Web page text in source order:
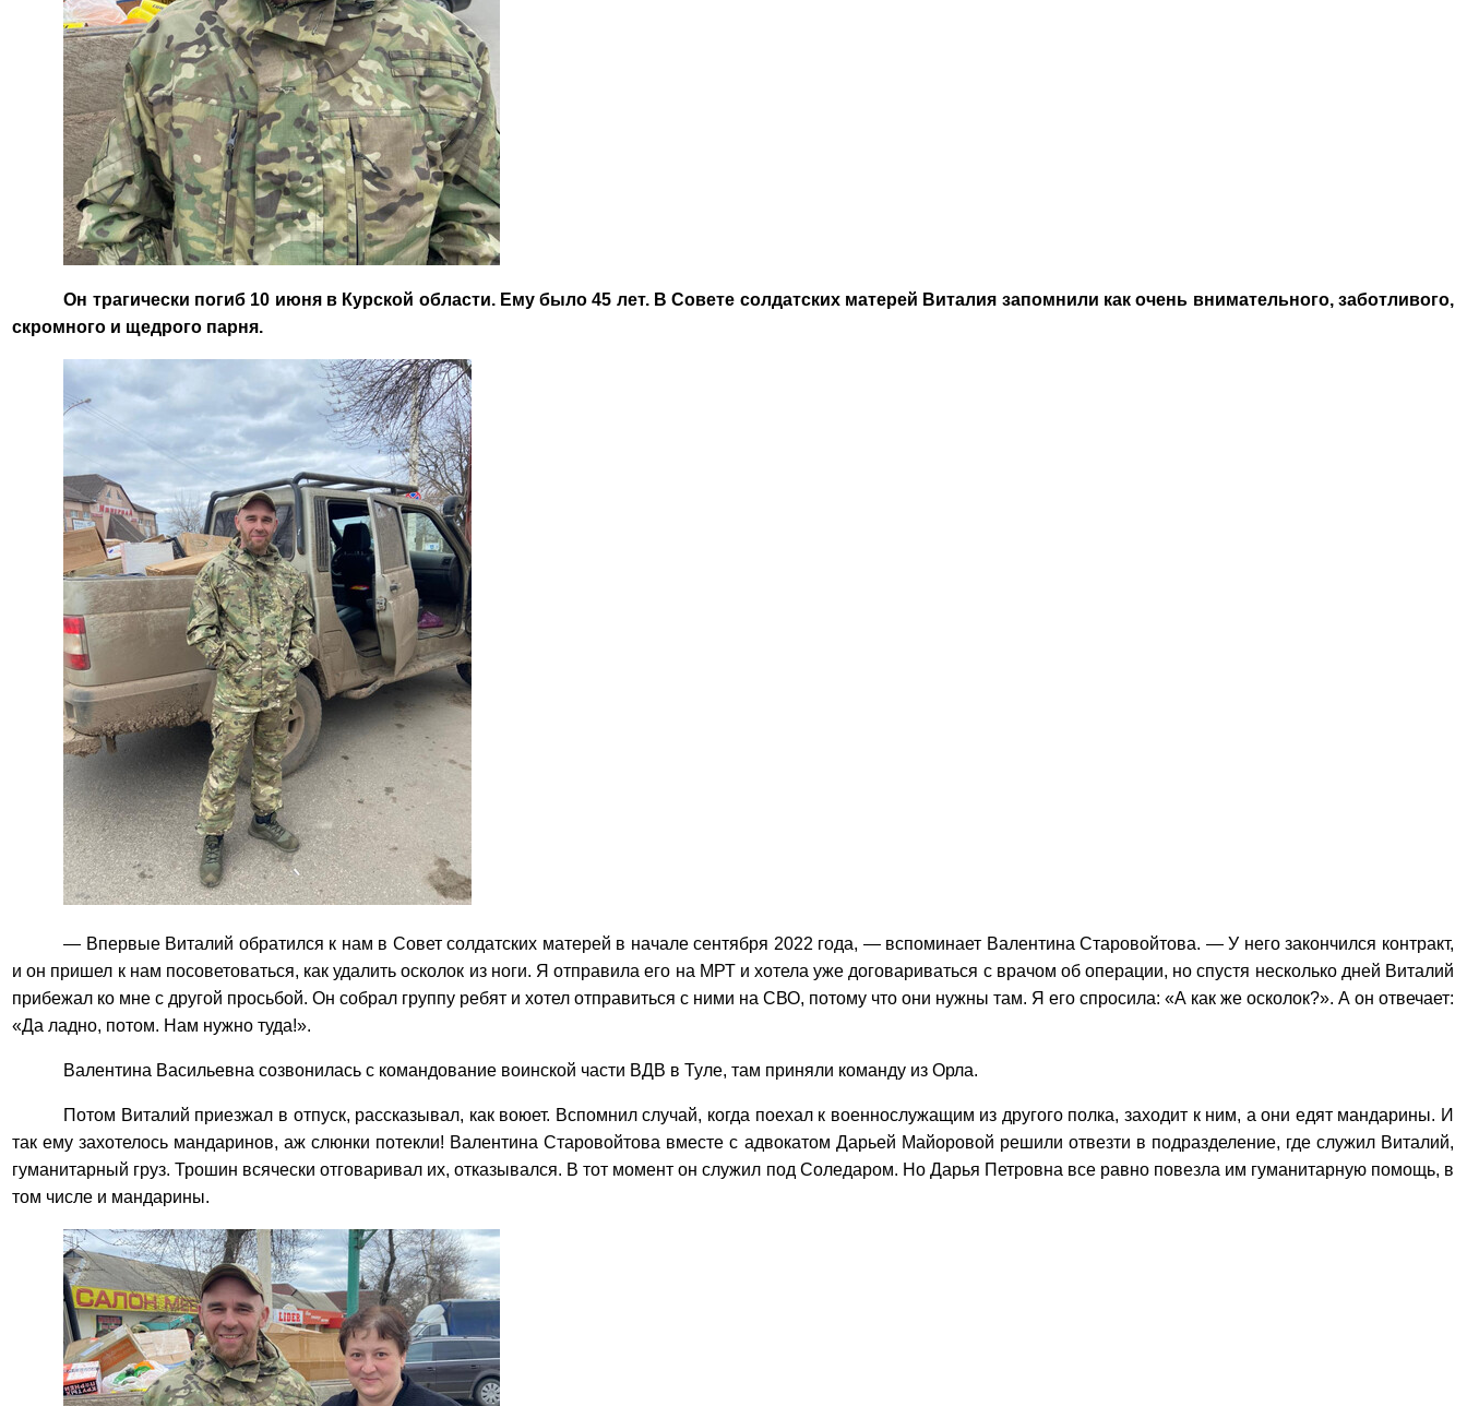
Он трагически погиб 10 июня в Курской области. Ему было 45 лет. В Совете солдатских матерей Виталия запомнили как очень внимательного, заботливого,
скромного и щедрого парня.
— Впервые Виталий обратился к нам в Совет солдатских матерей в начале сентября 2022 года, — вспоминает Валентина Старовойтова. — У него закончился контракт,
и он пришел к нам посоветоваться, как удалить осколок из ноги. Я отправила его на МРТ и хотела уже договариваться с врачом об операции, но спустя несколько дней Виталий
прибежал ко мне с другой просьбой. Он собрал группу ребят и хотел отправиться с ними на СВО, потому что они нужны там. Я его спросила: «А как же осколок?». А он отвечает:
«Да ладно, потом. Нам нужно туда!».
Валентина Васильевна созвонилась с командование воинской части ВДВ в Туле, там приняли команду из Орла.
Потом Виталий приезжал в отпуск, рассказывал, как воюет. Вспомнил случай, когда поехал к военнослужащим из другого полка, заходит к ним, а они едят мандарины. И
так ему захотелось мандаринов, аж слюнки потекли! Валентина Старовойтова вместе с адвокатом Дарьей Майоровой решили отвезти в подразделение, где служил Виталий,
гуманитарный груз. Трошин всячески отговаривал их, отказывался. В тот момент он служил под Соледаром. Но Дарья Петровна все равно повезла им гуманитарную помощь, в
том числе и мандарины.